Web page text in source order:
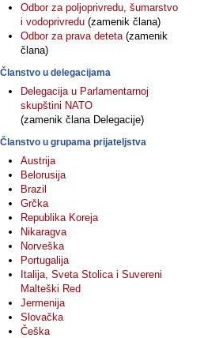
Odbor za poljoprivredu, šumarstvo
i vodoprivredu (zamenik člana)
Odbor za prava deteta (zamenik
člana)
Članstvo u delegacijama
Delegacija u Parlamentarnoj
skupštini NATO
(zamenik člana Delegacije)
Članstvo u grupama prijateljstva
Austrija
Belorusija
Brazil
Grčka
Republika Koreja
Nikaragva
Norveška
Portugalija
Italija, Sveta Stolica i Suvereni
Malteški Red
Jermenija
Slovačka
Češka